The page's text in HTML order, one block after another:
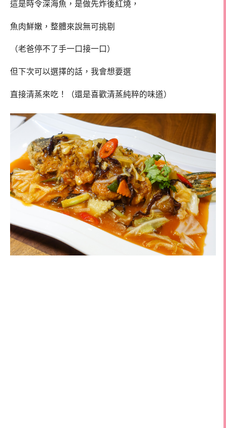
這是時令深海魚，是做先炸後紅燒，
魚肉鮮嫩，整體來說無可挑剔
（老爸停不了手一口接一口）
但下次可以選擇的話，我會想要選
直接清蒸來吃！（還是喜歡清蒸純粹的味道）